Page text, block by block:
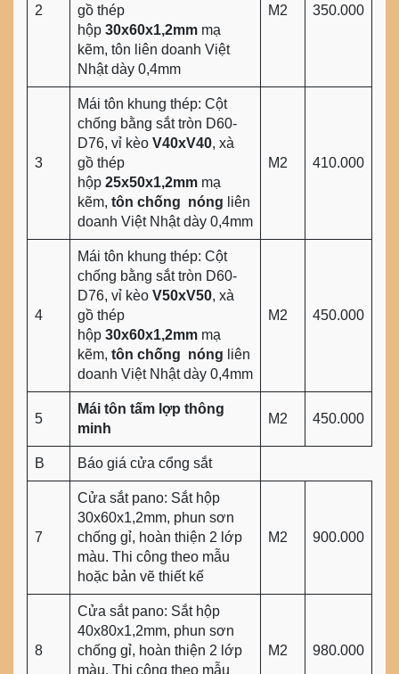
2
gồ thép
hộp 30x60x1,2mm mạ
kẽm, tôn liên doanh Việt
Nhật dày 0,4mm
M2 350.000
3
Mái tôn khung thép: Cột
chống bằng sắt tròn D60-
D76, vỉ kèo V40xV40, xà
gồ thép
hộp 25x50x1,2mm mạ
kẽm, tôn chống nóng liên
doanh Việt Nhật dày 0,4mm
M2 410.000
4
Mái tôn khung thép: Cột
chống bằng sắt tròn D60-
D76, vỉ kèo V50xV50, xà
gồ thép
hộp 30x60x1,2mm mạ
kẽm, tôn chống nóng liên
doanh Việt Nhật dày 0,4mm
M2 450.000
5
Mái tôn tấm lợp thông
minh
M2 450.000
B Báo giá cửa cổng sắt
7
Cửa sắt pano: Sắt hộp
30x60x1,2mm, phun sơn
chống gỉ, hoàn thiện 2 lớp
màu. Thi công theo mẫu
hoặc bản vẽ thiết kế
M2 900.000
8
Cửa sắt pano: Sắt hộp
40x80x1,2mm, phun sơn
chống gỉ, hoàn thiện 2 lớp
màu. Thi công theo mẫu
M2 980.000